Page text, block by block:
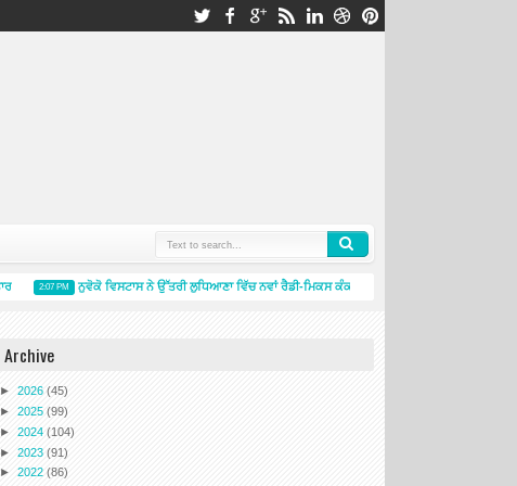
2:07 PM ਨੁਵੋਕੋ ਵਿਸਟਾਸ ਨੇ ਉੱਤਰੀ ਲੁਧਿਆਣਾ ਵਿੱਚ ਨਵਾਂ ਰੈਡੀ-ਮਿਕਸ ਕੰਕਰੀਟ ਪਲਾਂਟ ਸ਼ੁਰੂ ਕਰਕੇ ਲੁਧਿਆਣਾ ਵਿੱਚ
Archive
► 2026 (45)
► 2025 (99)
► 2024 (104)
► 2023 (91)
► 2022 (86)